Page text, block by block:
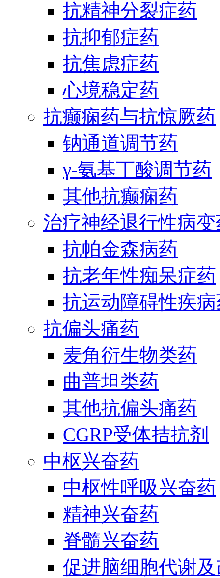
抗精神分裂症药
抗抑郁症药
抗焦虑症药
心境稳定药
抗癫痫药与抗惊厥药
钠通道调节药
γ-氨基丁酸调节药
其他抗癫痫药
治疗神经退行性病
抗帕金森病药
抗老年性痴呆症药
抗运动障碍性疾
抗偏头痛药
麦角衍生物类药
曲普坦类药
其他抗偏头痛药
CGRP受体拮抗剂
中枢兴奋药
中枢性呼吸兴奋药
精神兴奋药
脊髓兴奋药
促进脑细胞代谢